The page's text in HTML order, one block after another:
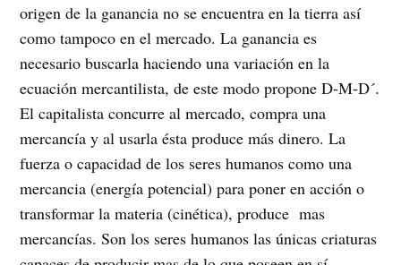
origen de la ganancia no se encuentra en la tierra así
como tampoco en el mercado. La ganancia es
necesario buscarla haciendo una variación en la
ecuación mercantilista, de este modo propone D-M-D´.
El capitalista concurre al mercado, compra una
mercancía y al usarla ésta produce más dinero. La
fuerza o capacidad de los seres humanos como una
mercancia (energía potencial) para poner en acción o
transformar la materia (cinética), produce mas
mercancías. Son los seres humanos las únicas criaturas